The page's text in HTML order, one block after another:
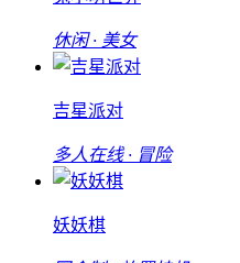
休闲 · 美女
吉星派对
多人在线 · 冒险
妖妖棋